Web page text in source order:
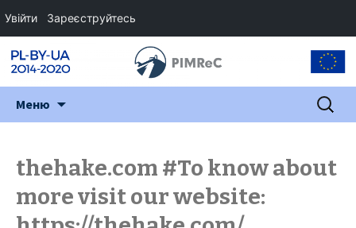
Меню Пошук:
thehake.com #To know about
more visit our website:
Увійти Зареєструйтесь